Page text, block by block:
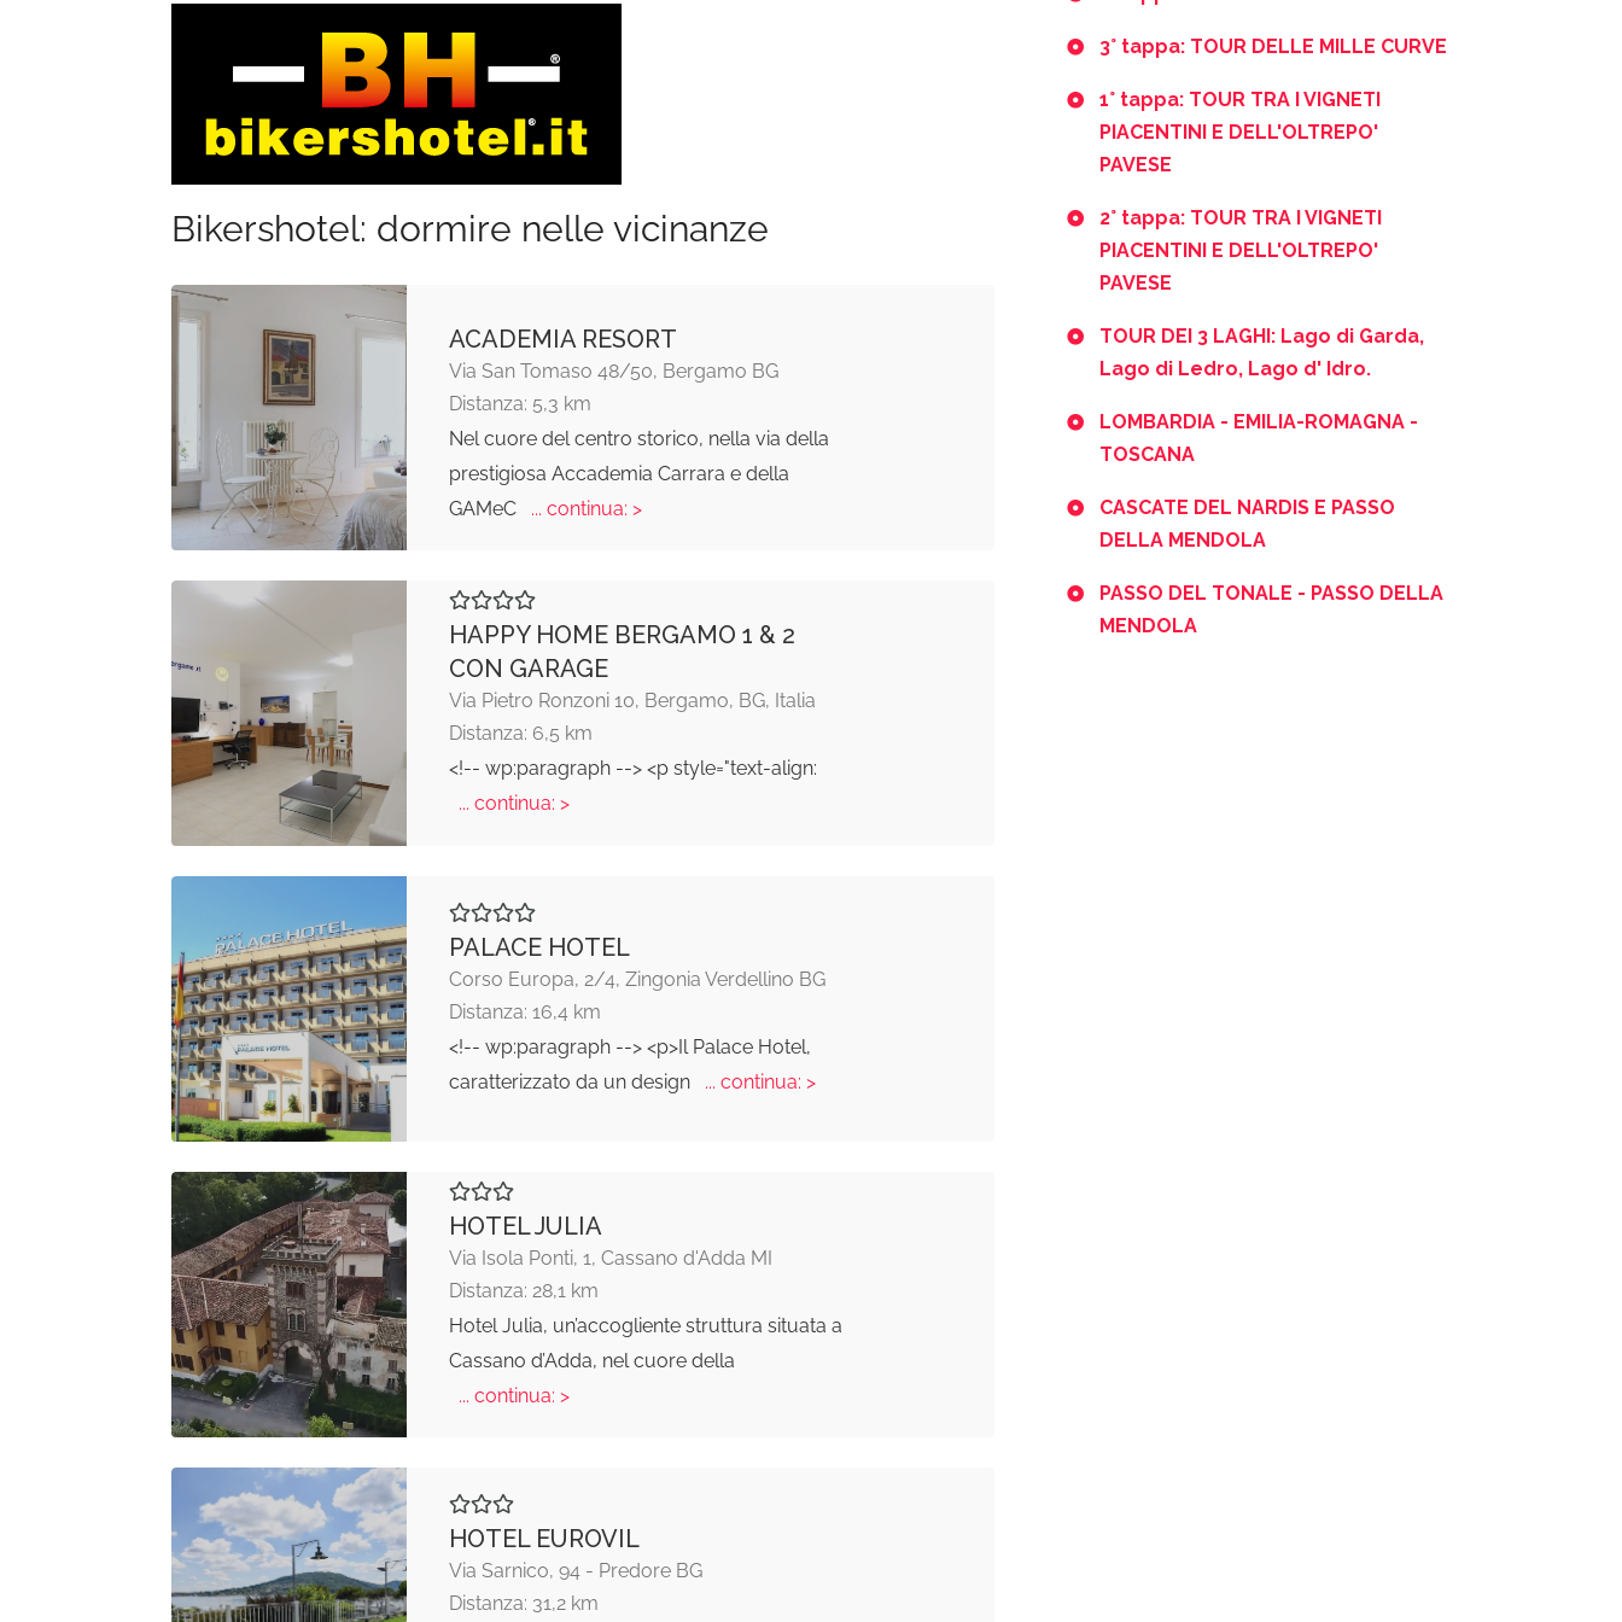
Bikershotel: dormire nelle vicinanze
ACADEMIA RESORT
Via San Tomaso 48/50, Bergamo BG
Distanza: 5,3 km
Nel cuore del centro storico, nella via della
prestigiosa Accademia Carrara e della
GAMeC
... continua: >
HAPPY HOME BERGAMO 1 & 2
CON GARAGE
Via Pietro Ronzoni 10, Bergamo, BG, Italia
Distanza: 6,5 km
<!-- wp:paragraph --> <p style="text-align:
... continua: >
PALACE HOTEL
Corso Europa, 2/4, Zingonia Verdellino BG
Distanza: 16,4 km
<!-- wp:paragraph --> <p>Il Palace Hotel,
caratterizzato da un design
... continua: >
HOTEL JULIA
Via Isola Ponti, 1, Cassano d'Adda MI
Distanza: 28,1 km
Hotel Julia, un’accogliente struttura situata a
Cassano d’Adda, nel cuore della
... continua: >
HOTEL EUROVIL
Via Sarnico, 94 - Predore BG
Distanza: 31,2 km
3° tappa: TOUR DELLE MILLE CURVE
1° tappa: TOUR TRA I VIGNETI
PIACENTINI E DELL'OLTREPO'
PAVESE
2° tappa: TOUR TRA I VIGNETI
PIACENTINI E DELL'OLTREPO'
PAVESE
TOUR DEI 3 LAGHI: Lago di Garda,
Lago di Ledro, Lago d' Idro.
LOMBARDIA - EMILIA-ROMAGNA -
TOSCANA
CASCATE DEL NARDIS E PASSO
DELLA MENDOLA
PASSO DEL TONALE - PASSO DELLA
MENDOLA